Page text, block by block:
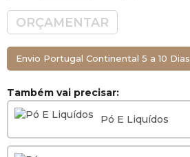
ORÇAMENTAR
Envio Portugal Continental 5 a 10 Dias
Também vai precisar:
Pó E Liquídos